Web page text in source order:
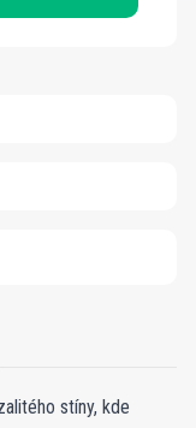
stíny, kde